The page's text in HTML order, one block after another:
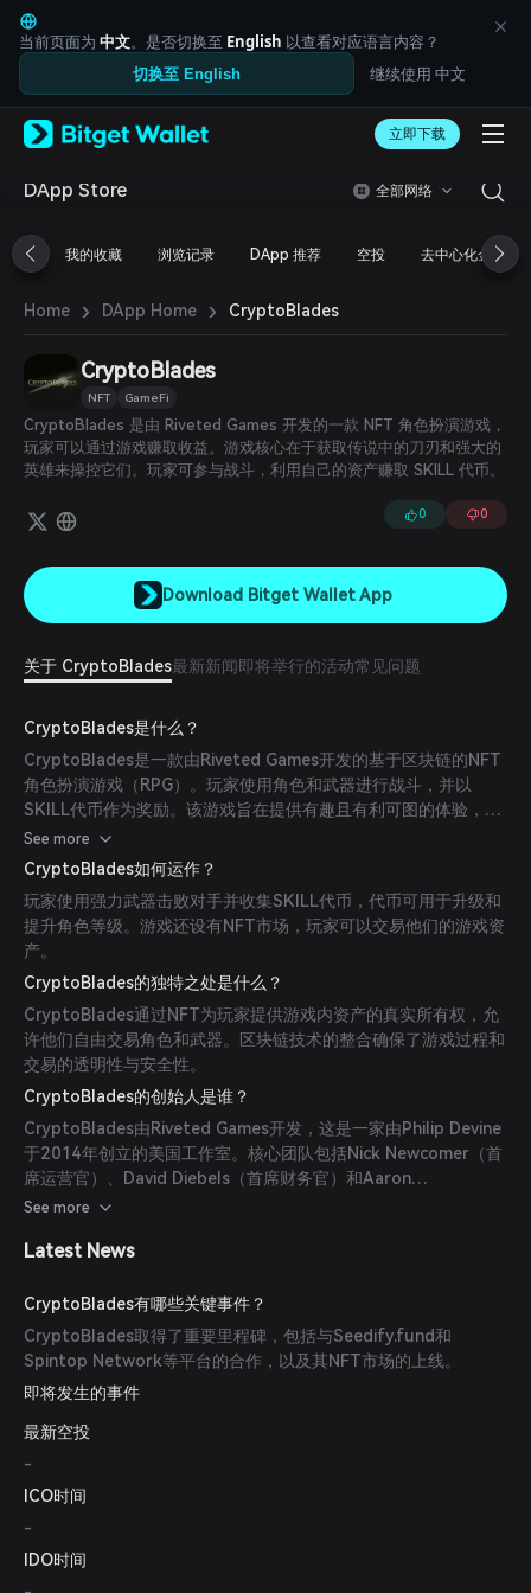
English
日本語
Tiếng Việt
Русский
Español (Latinoamérica)
Türkçe
Français
简体中文
繁體中文
Bahasa Indonesia
ภาษาไทย
Español
Português (Brasil)
Español (Argentina)
当前页面为 中文。是否切换至 English 以查看对应语言内容？
切换至 English 继续使用 中文
立即下载
DApp Store 全部网络
我的收藏 浏览记录 DApp 推荐 空投 去中心化金融
Home › DApp Home › CryptoBlades
CryptoBlades
NFT GameFi
CryptoBlades 是由 Riveted Games 开发的一款 NFT 角色扮演游戏，
玩家可以通过游戏赚取收益。游戏核心在于获取传说中的刀刃和强大的
英雄来操控它们。玩家可参与战斗，利用自己的资产赚取 SKILL 代币。
0 0
Download Bitget Wallet App
关于 CryptoBlades最新新闻即将举行的活动常见问题
CryptoBlades是什么？
CryptoBlades是一款由Riveted Games开发的基于区块链的NFT
角色扮演游戏（RPG）。玩家使用角色和武器进行战斗，并以
SKILL代币作为奖励。该游戏旨在提供有趣且有利可图的体验，同
时促进区块链技术的主流采用。
See more
CryptoBlades如何运作？
玩家使用强力武器击败对手并收集SKILL代币，代币可用于升级和
提升角色等级。游戏还设有NFT市场，玩家可以交易他们的游戏资
产。
CryptoBlades的独特之处是什么？
CryptoBlades通过NFT为玩家提供游戏内资产的真实所有权，允
许他们自由交易角色和武器。区块链技术的整合确保了游戏过程和
交易的透明性与安全性。
CryptoBlades的创始人是谁？
CryptoBlades由Riveted Games开发，这是一家由Philip Devine
于2014年创立的美国工作室。核心团队包括Nick Newcomer（首
席运营官）、David Diebels（首席财务官）和Aaron
Hutton（首席营销官）。
See more
Latest News
CryptoBlades有哪些关键事件？
CryptoBlades取得了重要里程碑，包括与Seedify.fund和
Spintop Network等平台的合作，以及其NFT市场的上线。
即将发生的事件
最新空投
-
ICO时间
-
IDO时间